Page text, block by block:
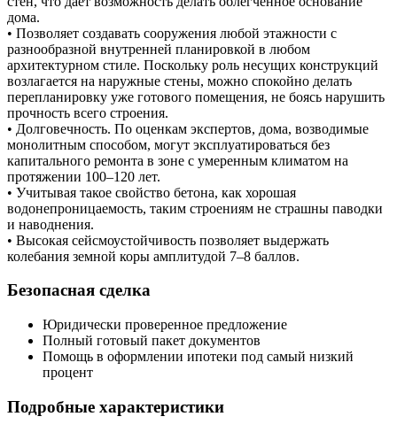
дома.
• Позволяет создавать сооружения любой этажности с
разнообразной внутренней планировкой в любом
архитектурном стиле. Поскольку роль несущих конструкций
возлагается на наружные стены, можно спокойно делать
перепланировку уже готового помещения, не боясь нарушить
прочность всего строения.
• Долговечность. По оценкам экспертов, дома, возводимые
монолитным способом, могут эксплуатироваться без
капитального ремонта в зоне с умеренным климатом на
протяжении 100–120 лет.
• Учитывая такое свойство бетона, как хорошая
водонепроницаемость, таким строениям не страшны паводки
и наводнения.
• Высокая сейсмоустойчивость позволяет выдержать
колебания земной коры амплитудой 7–8 баллов.
Безопасная сделка
Юридически проверенное предложение
Полный готовый пакет документов
Помощь в оформлении ипотеки под самый низкий
процент
Подробные характеристики